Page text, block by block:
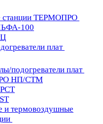
станции ТЕРМОПРО
100
плат
подогреватели плат
НП/СТМ
и термовоздушные